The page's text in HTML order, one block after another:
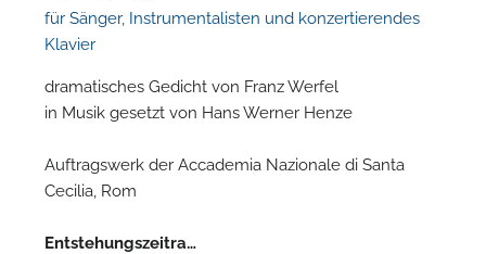
für Sänger, Instrumentalisten und konzertierendes
Klavier
dramatisches Gedicht von Franz Werfel
in Musik gesetzt von Hans Werner Henze
Auftragswerk der Accademia Nazionale di Santa
Cecilia, Rom
Entstehungszeitra…